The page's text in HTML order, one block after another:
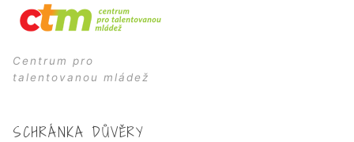
Centrum pro
talentovanou mládež
SCHRÁNKA DŮVĚRY